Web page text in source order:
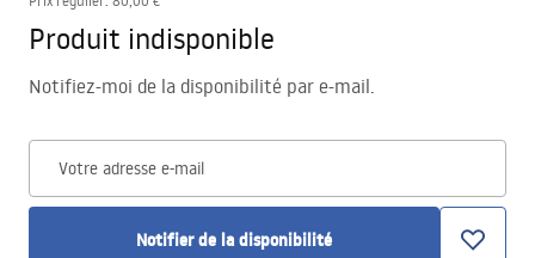
Produit indisponible
Notifiez-moi de la disponibilité par e-mail.
Votre adresse e-mail
Notifier de la disponibilité